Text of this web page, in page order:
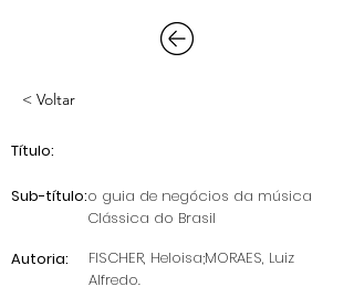
< Voltar
Título:
o guia de negócios da música
Clássica do Brasil
Sub-título:
Autoria:
FISCHER, Heloisa;MORAES, Luiz
Alfredo.